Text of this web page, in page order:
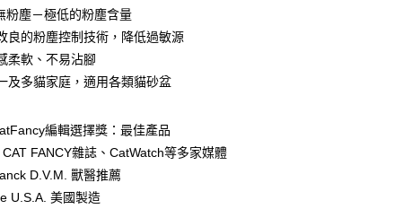
商業銀行
銀行
彰化商業銀行
業銀行
企業銀行
台中商業銀行
）商業銀行
行
遠東國際商業銀行
行
星展（台灣）商業銀行
商業銀行
信用卡公司
率 每期NT$154
商業銀行
第一商業銀行
銀行
儲蓄銀行
台北富邦商業銀行
業銀行
灣）商業銀行
華泰商業銀行
銀行
遠東國際商業銀行
銀行
利率 每期NT$77
商業銀行
銀行
彰化商業銀行
儲蓄銀行
業銀行
企業銀行
台中商業銀行
灣）商業銀行
華泰商業銀行
銀行
銀行
利率 每期NT$38
商業銀行
第一商業銀行
行
儲蓄銀行
台北富邦商業銀行
商業銀行
臺灣中小企業銀行
銀行
商業銀行
粉塵－極低的粉塵含量
良的粉塵控制技術，降低過敏源
柔軟、不易沾腳
及多貓家庭，適用各類貓砂盆
編輯選擇獎：最佳產品
FANCY雜誌、CatWatch等多家媒體
D.V.M. 獸醫推薦
U.S.A. 美國製造